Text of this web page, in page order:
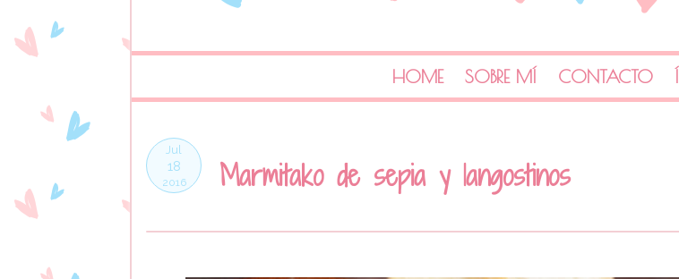
HOME SOBRE MÍ CONTACTO
Jul
18
2016 Marmitako de sepia y langostinos